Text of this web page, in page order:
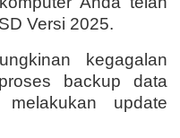
Versi 2025.
kegagalan
backup data
update